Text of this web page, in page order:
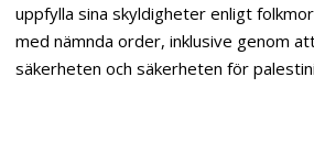
uppfylla sina skyldigheter enligt
med nämnda order, inklusive genom
säkerheten och säkerheten för